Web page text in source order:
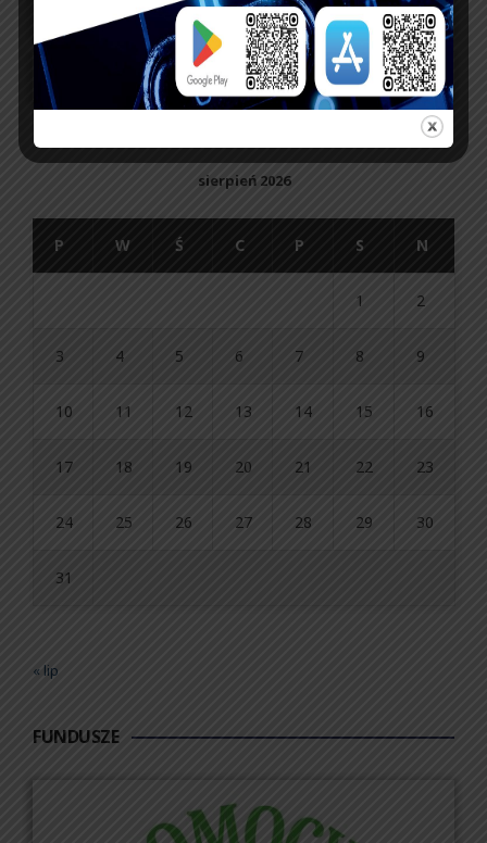
sierpień 2026
P W Ś C P S N
1 2
3 4 5 6 7 8 9
10 11 12 13 14 15 16
17 18 19 20 21 22 23
24 25 26 27 28 29 30
31
« lip
FUNDUSZE